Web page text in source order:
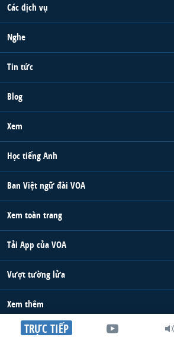
TRỰC TIẾP
Các dịch vụ
Nghe
Tin tức
Blog
Xem
Học tiếng Anh
Ban Việt ngữ đài VOA
Xem toàn trang
Tải App của VOA
Vượt tường lửa
Xem thêm